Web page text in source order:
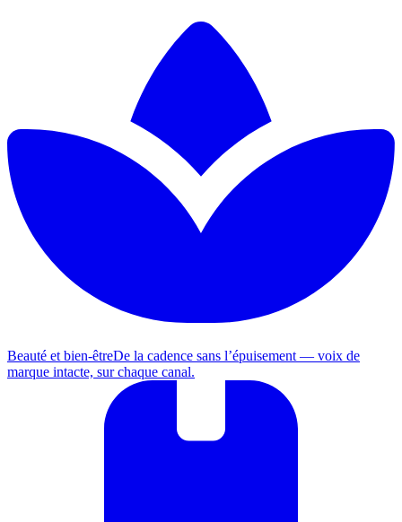
Beauté et bien-êtreDe la cadence sans l’épuisement — voix de
marque intacte, sur chaque canal.